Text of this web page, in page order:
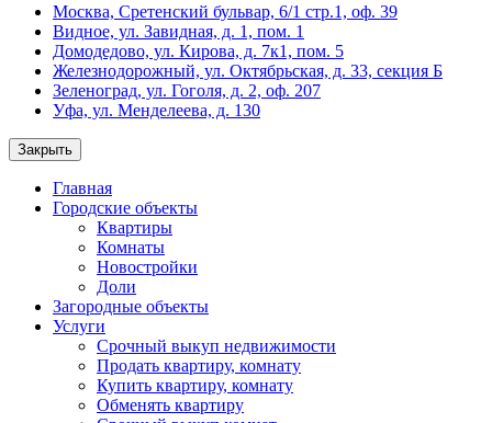
Москва, Сретенский бульвар, 6/1 стр.1, оф. 39
Видное, ул. Завидная, д. 1, пом. 1
Домодедово, ул. Кирова, д. 7к1, пом. 5
Железнодорожный, ул. Октябрьская, д. 33, секция Б
Зеленоград, ул. Гоголя, д. 2, оф. 207
Уфа, ул. Менделеева, д. 130
Закрыть
Главная
Городские объекты
Квартиры
Комнаты
Новостройки
Доли
Загородные объекты
Услуги
Срочный выкуп недвижимости
Продать квартиру, комнату
Купить квартиру, комнату
Обменять квартиру